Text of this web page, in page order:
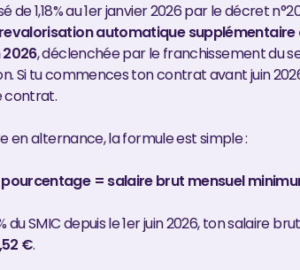
de 1,18% au 1er janvier 2026 par le décret
revalorisation automatique supplémentaire
2026, déclenchée par le franchissement du
Si tu commences ton contrat avant juin
contrat.
en alternance, la formule est simple :
pourcentage = salaire brut mensuel
du SMIC depuis le 1er juin 2026, ton salaire
€.